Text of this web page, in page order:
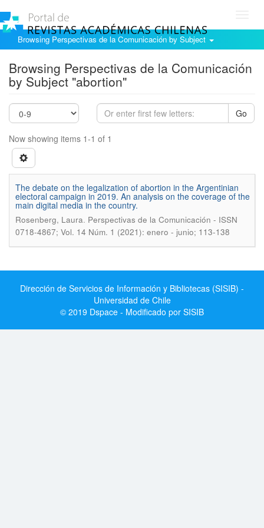
Browsing Perspectivas de la Comunicación by Subject
Browsing Perspectivas de la Comunicación
by Subject "abortion"
Go
Now showing items 1-1 of 1
The debate on the legalization of abortion in the Argentinian
electoral campaign in 2019. An analysis on the coverage of the
main digital media in the country.
Rosenberg, Laura. Perspectivas de la Comunicación - ISSN
0718-4867; Vol. 14 Núm. 1 (2021): enero - junio; 113-138
Dirección de Servicios de Información y Bibliotecas (SISIB) -
Universidad de Chile
© 2019 Dspace - Modificado por SISIB